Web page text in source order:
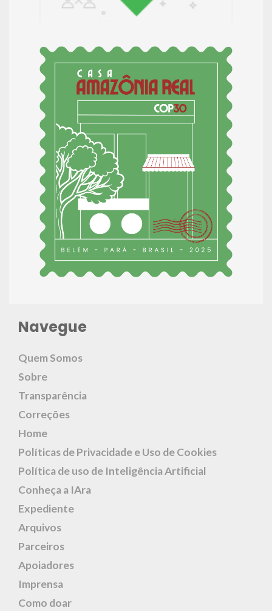
Navegue
Quem Somos
Sobre
Transparência
Correções
Home
Políticas de Privacidade e Uso de Cookies
Política de uso de Inteligência Artificial
Conheça a IAra
Expediente
Arquivos
Parceiros
Apoiadores
Imprensa
Como doar